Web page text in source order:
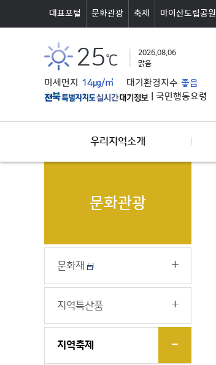
대표포털 문화관광 축제 마이산도립공원
25℃
2026.08.06
맑음
미세먼지 14㎍/㎥ 대기환경지수 좋음
국민행동요령
우리지역소개
문화관광
문화재
지역특산품
지역축제